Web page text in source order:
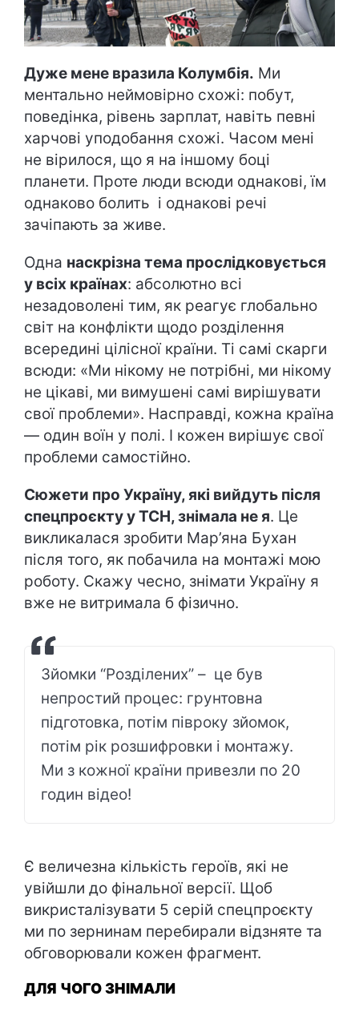
Дуже мене вразила Колумбія. Ми
ментально неймовірно схожі: побут,
поведінка, рівень зарплат, навіть певні
харчові уподобання схожі. Часом мені
не вірилося, що я на іншому боці
планети. Проте люди всюди однакові, їм
однаково болить і однакові речі
зачіпають за живе.
Одна наскрізна тема прослідковується
у всіх країнах: абсолютно всі
незадоволені тим, як реагує глобально
світ на конфлікти щодо розділення
всередині цілісної країни. Ті самі скарги
всюди: «Ми нікому не потрібні, ми нікому
не цікаві, ми вимушені самі вирішувати
свої проблеми». Насправді, кожна країна
— один воїн у полі. І кожен вирішує свої
проблеми самостійно.
Сюжети про Україну, які вийдуть після
спецпроєкту у ТСН, знімала не я. Це
викликалася зробити Мар’яна Бухан
після того, як побачила на монтажі мою
роботу. Скажу чесно, знімати Україну я
вже не витримала б фізично.
Зйомки “Розділених” – це був
непростий процес: грунтовна
підготовка, потім півроку зйомок,
потім рік розшифровки і монтажу.
Ми з кожної країни привезли по 20
годин відео!
Є величезна кількість героїв, які не
увійшли до фінальної версії. Щоб
викристалізувати 5 серій спецпроєкту
ми по зернинам перебирали відзняте та
обговорювали кожен фрагмент.
ДЛЯ ЧОГО ЗНІМАЛИ